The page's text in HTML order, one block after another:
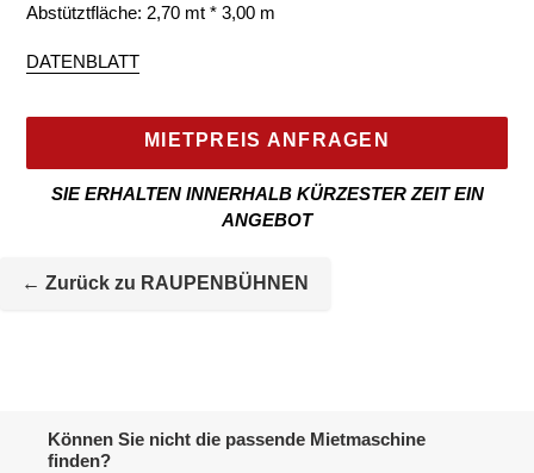
Abstütztfläche: 2,70 mt * 3,00 m
DATENBLATT
MIETPREIS ANFRAGEN
SIE ERHALTEN INNERHALB KÜRZESTER ZEIT EIN
ANGEBOT
wird
← Zurück zu RAUPENBÜHNEN
Können Sie nicht die passende Mietmaschine
finden?